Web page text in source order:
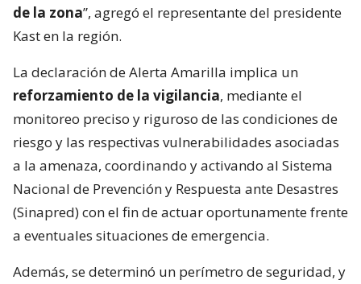
de la zona”, agregó el representante del presidente
Kast en la región.
La declaración de Alerta Amarilla implica un
reforzamiento de la vigilancia, mediante el
monitoreo preciso y riguroso de las condiciones de
riesgo y las respectivas vulnerabilidades asociadas
a la amenaza, coordinando y activando al Sistema
Nacional de Prevención y Respuesta ante Desastres
(Sinapred) con el fin de actuar oportunamente frente
a eventuales situaciones de emergencia.
Además, se determinó un perímetro de seguridad, y